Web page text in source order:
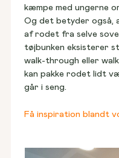
kæmpe med ungerne
Og det betyder også,
af rodet fra selve
tøjbunken eksisterer
walk-through eller
kan pakke rodet lidt
går i seng.
Få inspiration blandt